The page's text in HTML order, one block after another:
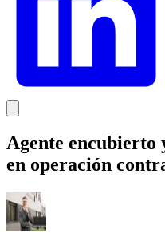
Agente encubierto
en operación